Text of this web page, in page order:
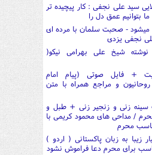
سید علی نجفی : کار پیچیده تر
بتوانیم عمق دل را
میشود - صحبت سلمان با مرده ای
نجفی یزدی
نوشته شیخ علی بهرامی نیکو(
+ فایل صوتی (پیام امام
و مراجع همراه با متن
زنی و زنجیر زنی + طبل و
/ مداحی های محمود کریمی با
محرم
زیبا به زبان پاکستانی ( اردو )
برای محرم دعا فراموش نشود